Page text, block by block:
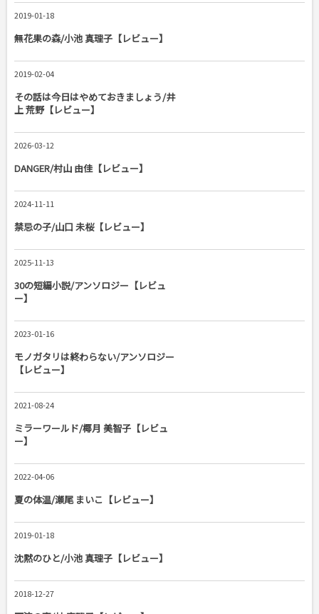
2019-01-18
無花果の森/小池 真理子【レビュー】
2019-02-04
その話は今日はやめておきましょう/井
上 荒野【レビュー】
2026-03-12
DANGER/村山 由佳【レビュー】
2024-11-11
禁忌の子/山口 未桜【レビュー】
2025-11-13
30の短編小説/アンソロジー【レビュ
ー】
2023-01-16
モノガタリは終わらない/アンソロジー
【レビュー】
2021-08-24
ミラーワールド/椰月 美智子【レビュ
ー】
2022-04-06
夏の体温/瀬尾 まいこ【レビュー】
2019-01-18
沈黙のひと/小池 真理子【レビュー】
2018-12-27